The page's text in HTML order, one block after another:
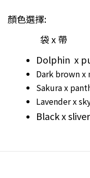
顏色選擇:
袋 x 帶
Dolphin x
Dark brown
Sakura x
Lavender x
Black x sliver